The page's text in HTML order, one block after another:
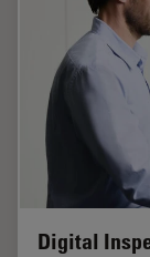
Digital